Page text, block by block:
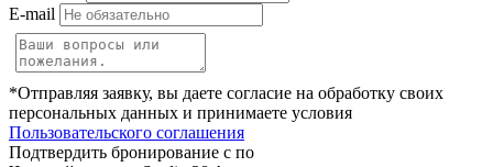
E-mail
*Отправляя заявку, вы даете согласие на обработку своих
персональных данных и принимаете условия
Пользовательского соглашения
Подтвердить бронирование с по